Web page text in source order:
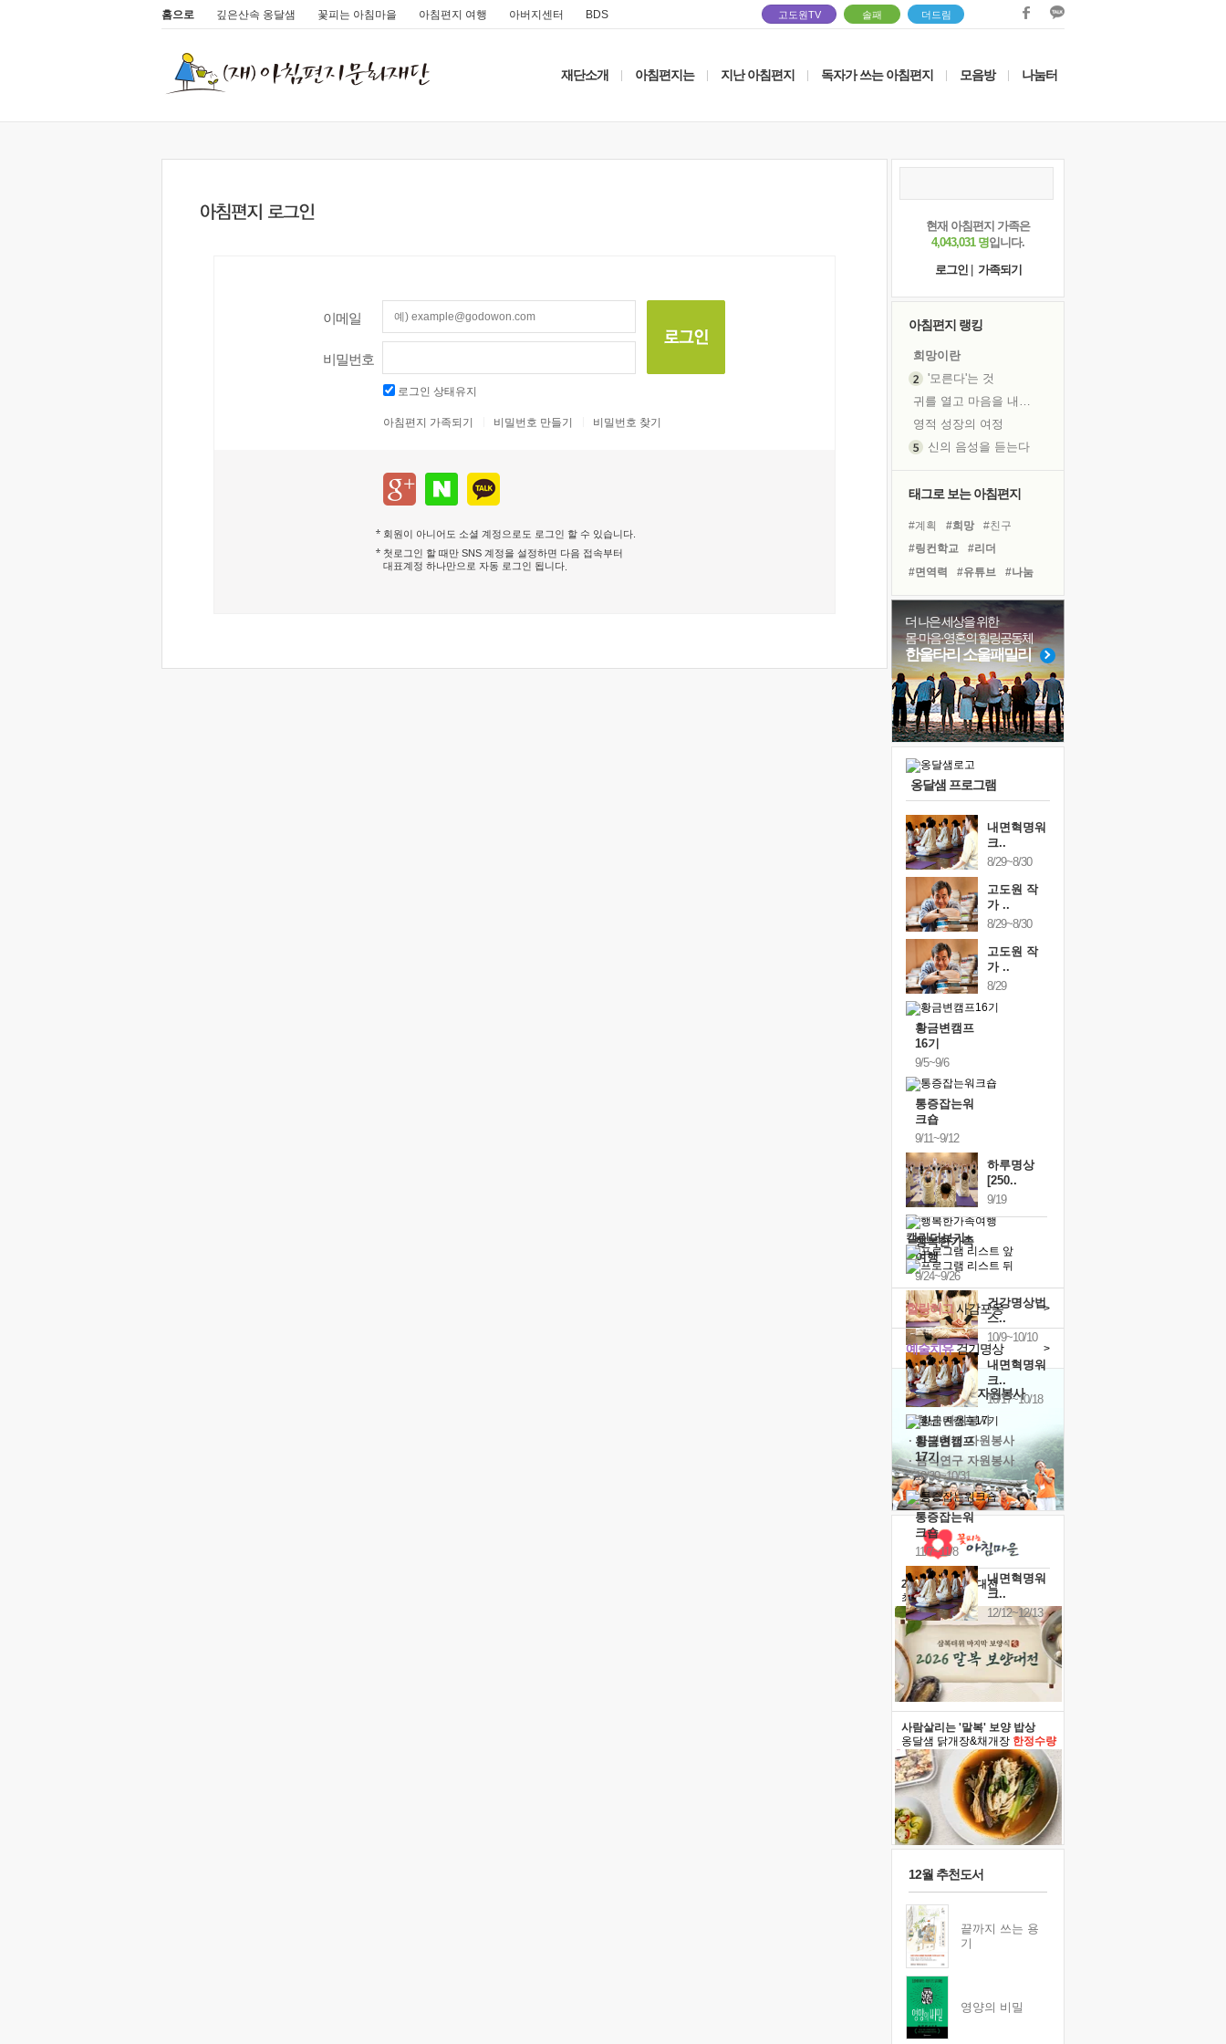
홈으로 깊은산속 옹달샘 꽃피는 아침마을 아침편지 여행 아버지센터 BDS 고도원TV 솔패 더드림
재단소개 아침편지는 지난 아침편지 독자가 쓰는 아침편지 모음방 나눔터
이메일
비밀번호
로그인 상태유지
아침편지 가족되기 비밀번호 만들기 비밀번호 찾기
회원이 아니어도 소셜 계정으로도 로그인 할 수 있습니다.
첫로그인 할 때만 SNS 계정을 설정하면 다음 접속부터
대표계정 하나만으로 자동 로그인 됩니다
현재 아침편지 가족은
4,043,031 명입니다.
로그인
가족되기
아침편지 랭킹
희망이란
'모른다'는 것
귀를 열고 마음을 내어주고
영적 성장의 여정
신의 음성을 듣는다
극과 극의 양 끝단
'말 타는 법'을 먼저
졸업식 사진을 보며
극심한 변비, 어깨결림, 수면 장애
아픈 아버지를 위한 공간 설계
슬럼프
보고 싶은 어머니
유년 시절의 부산 영도 바다
못된 꼰대들
너무 황홀한 꽃들이여!
태그로 보는 아침편지
#계획 #희망
#친구
#링컨학교
#리더
#면역력
#유튜브
#나눔
#건강
#힐링
#도움
#아이들
#비전캠프
#다짐
#삶
#명상
#독서캠프
#사람
#위기
#선택
#바이러스
더 나은 세상을 위한
몸·마음·영혼의 힐링공동체
한울타리 소울패밀리
옹달샘 프로그램
내면혁명워
크..
8/29~8/30
고도원 작
가 ..
8/29~8/30
고도원 작
가 ..
8/29
황금변캠프
16기
9/5~9/6
통증잡는워
크숍
9/11~9/12
하루명상
[250..
9/19
행복한가족
여행
9/24~9/26
건강명상법
스..
10/9~10/10
내면혁명워
크..
10/17~10/18
황금변캠프
17기
10/30~10/31
통증잡는워
크숍
11/7~11/8
내면혁명워
크..
12/12~12/13
캘린더보기+
예술치유걷기명상 >
힐링허그사감포옹 >
'옹달샘의 꽃'자원봉사
· 청년 자원봉사
· 금빛청년 자원봉사
· 음식연구 자원봉사
2026 말복 보양대전
최대74%할인
사람살리는 '말복' 보양 밥상
옹달샘 닭개장&채개장 한정수량
12월 추천도서
끝까지 쓰는 용
기
영양의 비밀